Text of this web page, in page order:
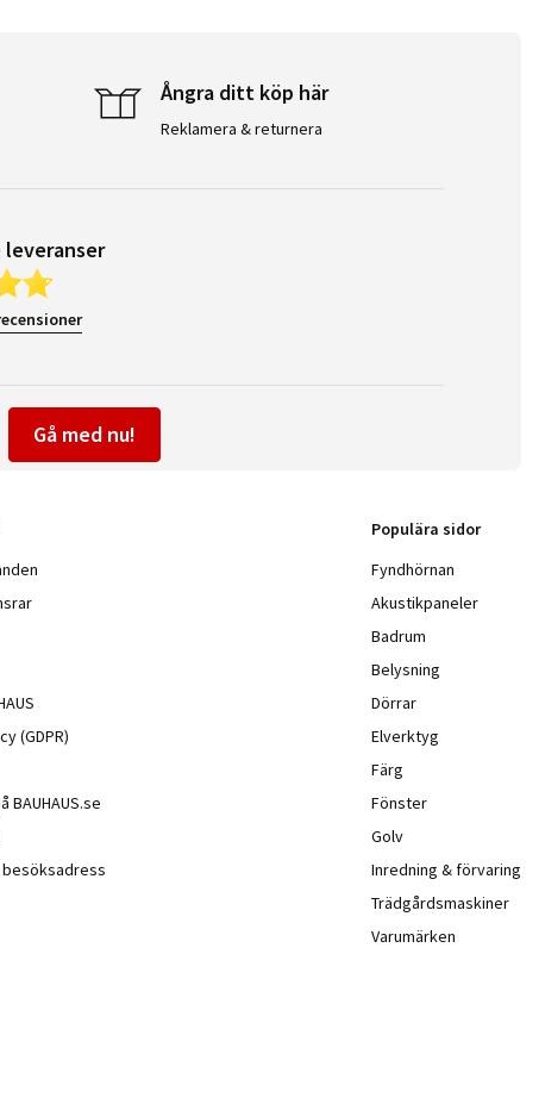
Ångra ditt köp här
Reklamera & returnera
leveranser
Gå med nu!
(GDPR)
BAUHAUS.se
Populära sidor
Fyndhörnan
Akustikpaneler
Badrum
Belysning
Dörrar
Elverktyg
Färg
Fönster
Golv
Inredning & förvaring
Trädgårdsmaskiner
Varumärken